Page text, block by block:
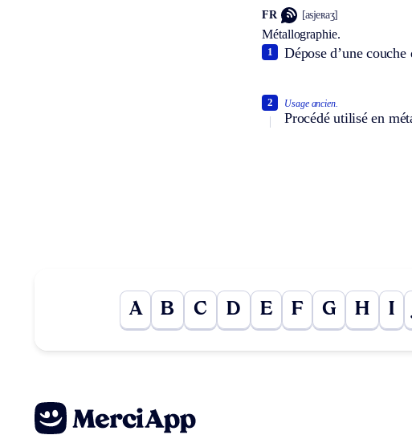
FR [asjeʀaʒ]
Métallographie.
Dépose d’une
1
Usage ancien.
Procédé utilisé en
2
A B C D E F G H I